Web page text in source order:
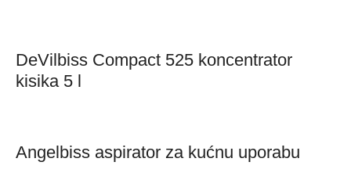
DeVilbiss Compact 525 koncentrator
kisika 5 l
Angelbiss aspirator za kućnu uporabu